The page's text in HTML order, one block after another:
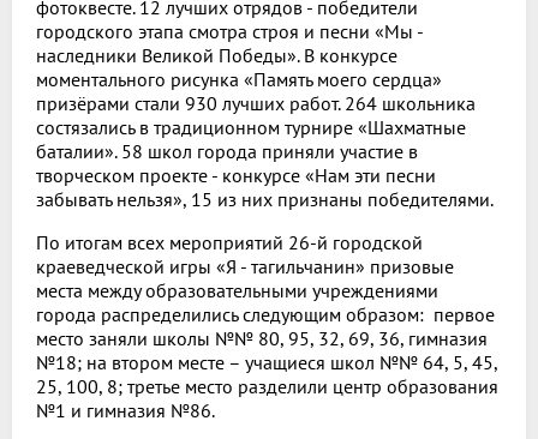
фотоквесте. 12 лучших отрядов - победители
городского этапа смотра строя и песни «Мы -
наследники Великой Победы». В конкурсе
моментального рисунка «Память моего сердца»
призёрами стали 930 лучших работ. 264 школьника
состязались в традиционном турнире «Шахматные
баталии». 58 школ города приняли участие в
творческом проекте - конкурсе «Нам эти песни
забывать нельзя», 15 из них признаны победителями.
По итогам всех мероприятий 26-й городской
краеведческой игры «Я - тагильчанин» призовые
места между образовательными учреждениями
города распределились следующим образом: первое
место заняли школы №№ 80, 95, 32, 69, 36, гимназия
№18; на втором месте – учащиеся школ №№ 64, 5, 45,
25, 100, 8; третье место разделили центр образования
№1 и гимназия №86.